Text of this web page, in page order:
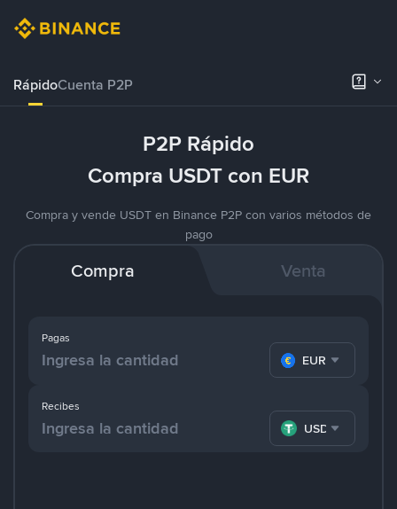
RápidoCuenta P2P
P2P Rápido
Compra USDT con EUR
Compra y vende USDT en Binance P2P con varios métodos de
pago
Compra Venta
Pagas
EUR
Recibes
USDT